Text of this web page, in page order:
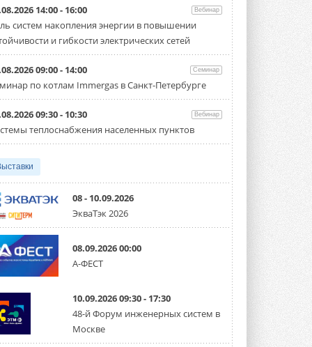
«РУСКЛИМАТ Fest 2026» в Уфе
собрал свыше 700 профи
климатической отрасли
Организатором выступил торгово-
производственный холдинг ...
«Датарк» испытал модульный
ЦОД с плотностью 54 кВт на
стойку
Испытания прошли на собственной
производственной площадке и были ...
3 АВГУСТА 2026
систему DVM на R32
Линейка включает семь типоразмеров
производительностью от 22,4 до 56 кВт.
Суммарная длина трубопроводов ...
3 АВГУСТА 2026
«СиСофт Девелопмент» подвел
итоги конкурса студенческих
стартует уже в сентябре 2026 года ...
3 АВГУСТА 2026
«Русклимат» укрепляет
14:00 - 16:00 Вебинар
систем накопления энергии в повышении
и гибкости электрических сетей
09:00 - 14:00 Семинар
по котлам Immergas в Санкт-Петербурге
09:30 - 10:30 Вебинар
теплоснабжения населенных пунктов
08 - 10.09.2026
ЭкваТэк 2026
08.09.2026 00:00
А-ФЕСТ
10.09.2026 09:30 - 17:30
48-й Форум инженерных систем в
Москве